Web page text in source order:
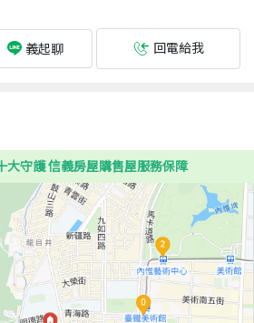
義起聊 回電給我
大守護 信義房屋購售屋服務保障